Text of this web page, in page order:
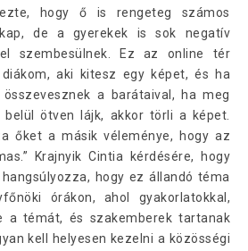
hogy ő is rengeteg számos
de a gyerekek is sok negatív
szembesülnek. Ez az online tér
diákom, aki kitesz egy képet, és ha
a barátaival, ha meg
ötven lájk, akkor törli a képet.
őket a másik véleménye, hogy az
Krajnyik Cintia kérdésére, hogy
hogy ez állandó téma
órákon, ahol gyakorlatokkal,
a témát, és szakemberek tartanak
kell helyesen kezelni a közösségi